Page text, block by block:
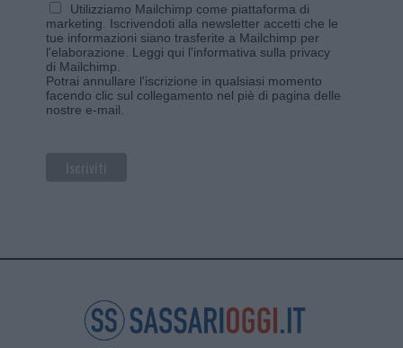
Utilizziamo Mailchimp come piattaforma di
marketing. Iscrivendoti alla newsletter accetti che le
tue informazioni siano trasferite a Mailchimp per
l'elaborazione. Leggi qui l'informativa sulla privacy
di Mailchimp
Potrai annullare l'iscrizione in qualsiasi momento
facendo clic sul collegamento nel piè di pagina delle
nostre e-mail.